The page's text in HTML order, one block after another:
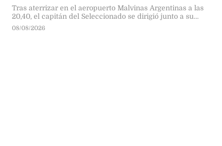
Tras aterrizar en el aeropuerto Malvinas Argentinas a las
20,40, el capitán del Seleccionado se dirigió junto a su
familia hasta el lugar donde están los restos de su padre.
08/08/2026